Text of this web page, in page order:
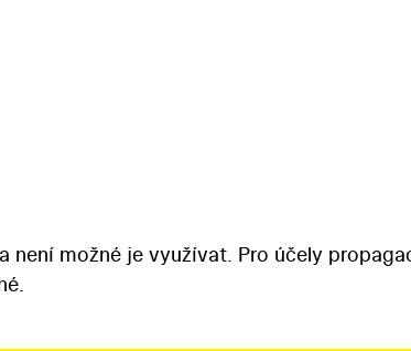
možné je využívat. Pro účely